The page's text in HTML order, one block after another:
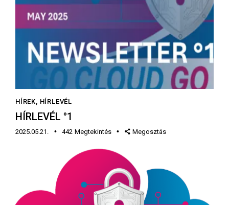
HÍREK HÍRLEVÉL
HÍRLEVÉL °1
2025.05.21. 442 Megtekintés Megosztás